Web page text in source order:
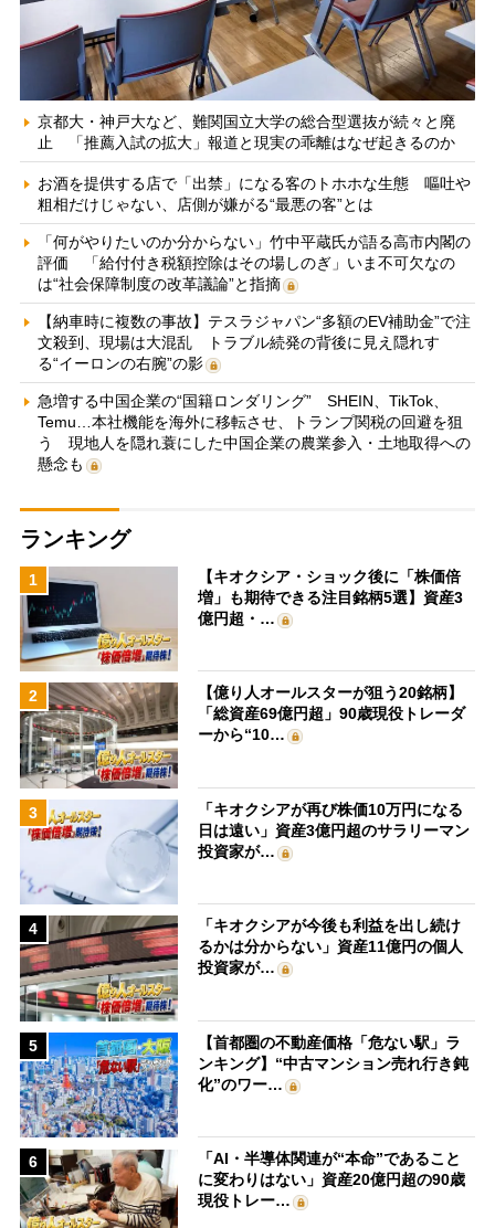
京都大・神戸大など、難関国立大学の総合型選抜が続々と廃
止 「推薦入試の拡大」報道と現実の乖離はなぜ起きるのか
お酒を提供する店で「出禁」になる客のトホホな生態 嘔吐や
粗相だけじゃない、店側が嫌がる“最悪の客”とは
「何がやりたいのか分からない」竹中平蔵氏が語る高市内閣の
評価 「給付付き税額控除はその場しのぎ」いま不可欠なの
は“社会保障制度の改革議論”と指摘
【納車時に複数の事故】テスラジャパン“多額のEV補助金”で注
文殺到、現場は大混乱 トラブル続発の背後に見え隠れす
る“イーロンの右腕”の影
急増する中国企業の“国籍ロンダリング” SHEIN、TikTok、
Temu…本社機能を海外に移転させ、トランプ関税の回避を狙
う 現地人を隠れ蓑にした中国企業の農業参入・土地取得への
懸念も
ランキング
1
【キオクシア・ショック後に「株価倍
増」も期待できる注目銘柄5選】資産3
億円超・…
2
【億り人オールスターが狙う20銘柄】
「総資産69億円超」90歳現役トレーダ
ーから“10…
3
「キオクシアが再び株価10万円になる
日は遠い」資産3億円超のサラリーマン
投資家が…
4
「キオクシアが今後も利益を出し続け
るかは分からない」資産11億円の個人
投資家が…
5
【首都圏の不動産価格「危ない駅」ラ
ンキング】“中古マンション売れ行き鈍
化”のワー…
6
「AI・半導体関連が“本命”であること
に変わりはない」資産20億円超の90歳
現役トレー…